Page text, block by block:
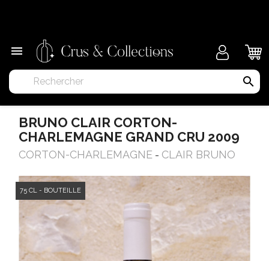

search
BRUNO CLAIR CORTON-
CHARLEMAGNE GRAND CRU 2009
CORTON-CHARLEMAGNE - CLAIR BRUNO
75 CL - BOUTEILLE